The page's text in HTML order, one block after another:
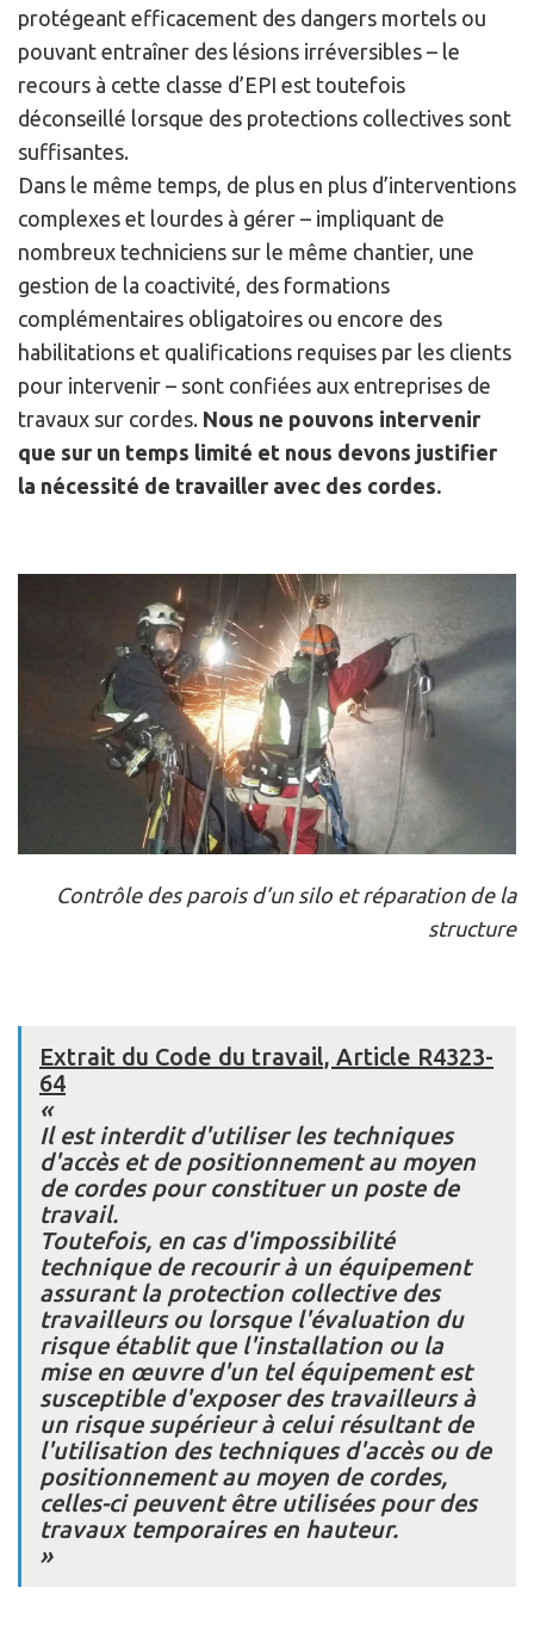
protégeant efficacement des dangers mortels ou
pouvant entraîner des lésions irréversibles – le
recours à cette classe d’EPI est toutefois
déconseillé lorsque des protections collectives sont
suffisantes.
Dans le même temps, de plus en plus d’interventions
complexes et lourdes à gérer – impliquant de
nombreux techniciens sur le même chantier, une
gestion de la coactivité, des formations
complémentaires obligatoires ou encore des
habilitations et qualifications requises par les clients
pour intervenir – sont confiées aux entreprises de
travaux sur cordes. Nous ne pouvons intervenir
que sur un temps limité et nous devons justifier
la nécessité de travailler avec des cordes.
Contrôle des parois d’un silo et réparation de la
structure
Extrait du Code du travail, Article R4323-
64
«
Il est interdit d'utiliser les techniques
d'accès et de positionnement au moyen
de cordes pour constituer un poste de
travail.
Toutefois, en cas d'impossibilité
technique de recourir à un équipement
assurant la protection collective des
travailleurs ou lorsque l'évaluation du
risque établit que l'installation ou la
mise en œuvre d'un tel équipement est
susceptible d'exposer des travailleurs à
un risque supérieur à celui résultant de
l'utilisation des techniques d'accès ou de
positionnement au moyen de cordes,
celles-ci peuvent être utilisées pour des
travaux temporaires en hauteur.
»